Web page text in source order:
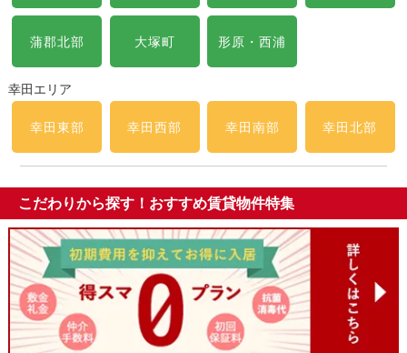
蒲郡北部 大塚町 形原・西浦
幸田エリア
幸田東部 幸田西部 幸田南部 幸田北部
こだわりから探す！おすすめ賃貸物件特集